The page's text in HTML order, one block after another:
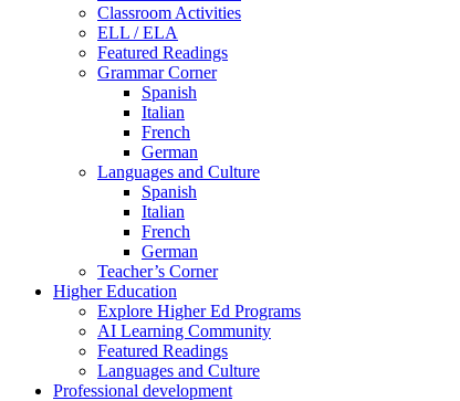
Classroom Activities
ELL / ELA
Featured Readings
Grammar Corner
Spanish
Italian
French
German
Languages and Culture
Spanish
Italian
French
German
Teacher’s Corner
Higher Education
Explore Higher Ed Programs
AI Learning Community
Featured Readings
Languages and Culture
Professional development